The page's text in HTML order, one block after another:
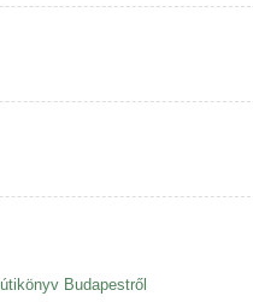
Budapestről